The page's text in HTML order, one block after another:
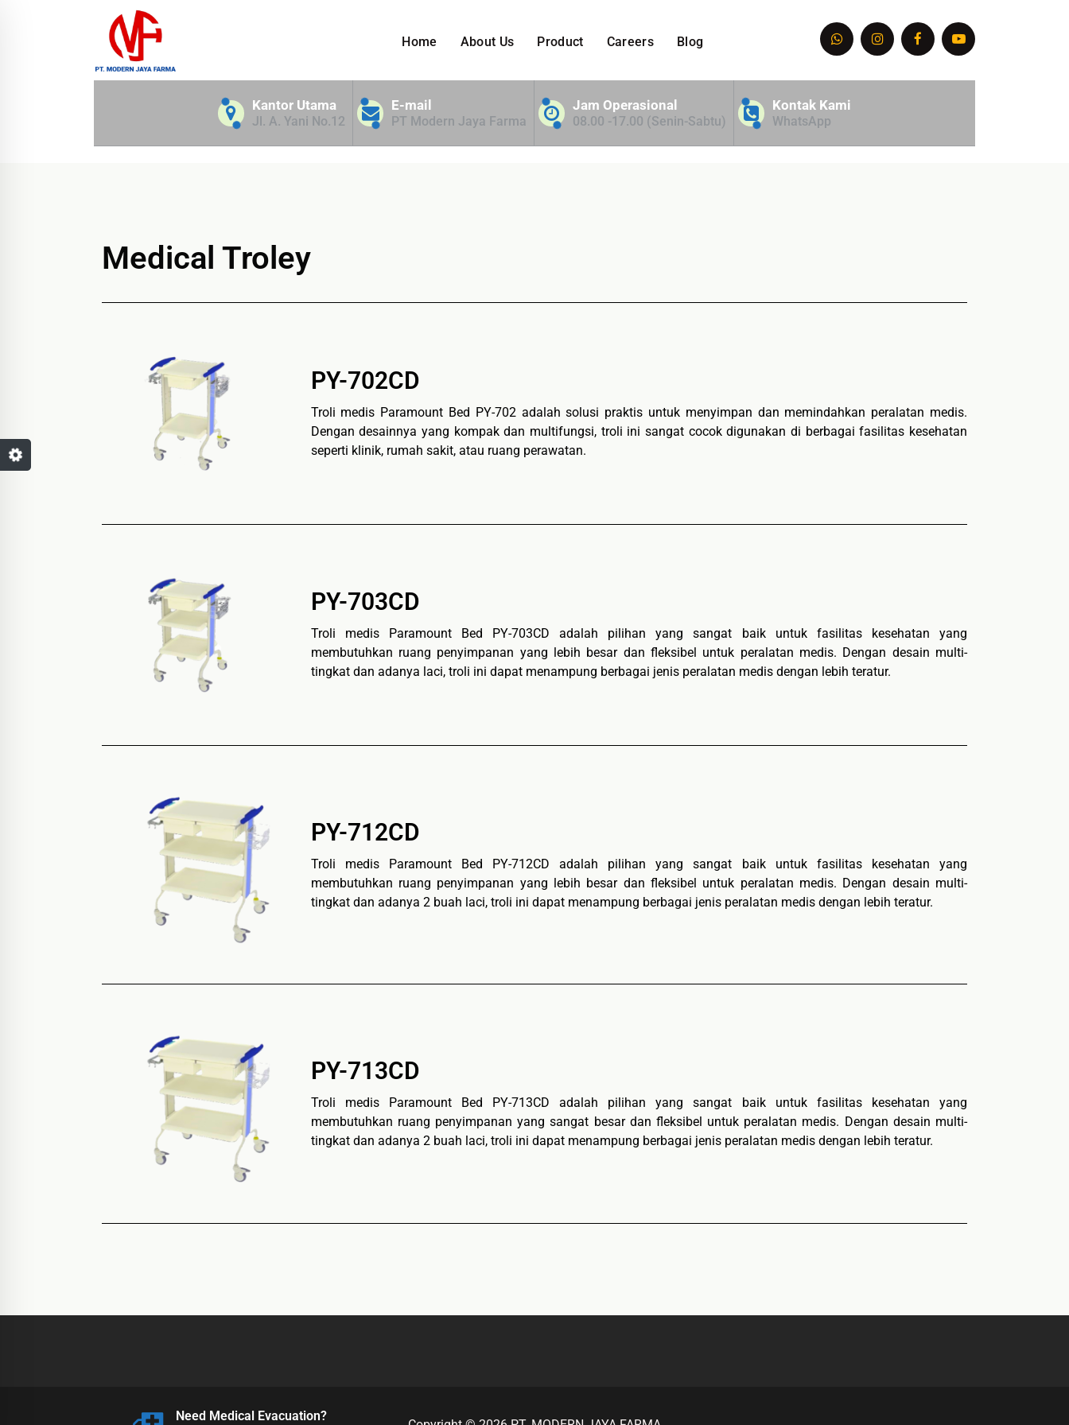
Home About Us Product Careers Blog
Kantor Utama
Jl. A. Yani No.12
E-mail
PT Modern Jaya Farma
Jam Operasional
08.00 -17.00 (Senin-Sabtu)
Kontak Kami
WhatsApp
Medical Troley
PY-702CD
Troli medis Paramount Bed PY-702 adalah solusi praktis untuk menyimpan dan memindahkan peralatan medis.
Dengan desainnya yang kompak dan multifungsi, troli ini sangat cocok digunakan di berbagai fasilitas kesehatan
seperti klinik, rumah sakit, atau ruang perawatan.
PY-703CD
Troli medis Paramount Bed PY-703CD adalah pilihan yang sangat baik untuk fasilitas kesehatan yang
membutuhkan ruang penyimpanan yang lebih besar dan fleksibel untuk peralatan medis. Dengan desain multi-
tingkat dan adanya laci, troli ini dapat menampung berbagai jenis peralatan medis dengan lebih teratur.
PY-712CD
Troli medis Paramount Bed PY-712CD adalah pilihan yang sangat baik untuk fasilitas kesehatan yang
membutuhkan ruang penyimpanan yang lebih besar dan fleksibel untuk peralatan medis. Dengan desain multi-
tingkat dan adanya 2 buah laci, troli ini dapat menampung berbagai jenis peralatan medis dengan lebih teratur.
PY-713CD
Troli medis Paramount Bed PY-713CD adalah pilihan yang sangat baik untuk fasilitas kesehatan yang
membutuhkan ruang penyimpanan yang sangat besar dan fleksibel untuk peralatan medis. Dengan desain multi-
tingkat dan adanya 2 buah laci, troli ini dapat menampung berbagai jenis peralatan medis dengan lebih teratur.
Need Medical Evacuation?